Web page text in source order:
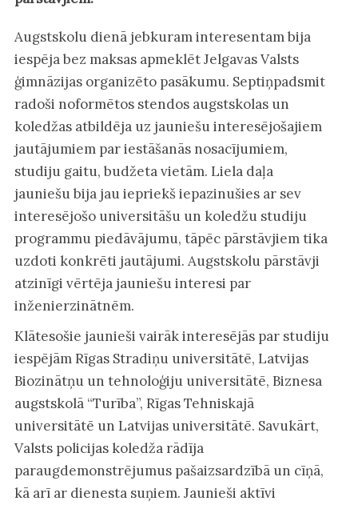
Augstskolu dienā jebkuram interesentam bija
iespēja bez maksas apmeklēt Jelgavas Valsts
ģimnāzijas organizēto pasākumu. Septiņpadsmit
radoši noformētos stendos augstskolas un
koledžas atbildēja uz jauniešu interesējošajiem
jautājumiem par iestāšanās nosacījumiem,
studiju gaitu, budžeta vietām. Liela daļa
jauniešu bija jau iepriekš iepazinušies ar sev
interesējošo universitāšu un koledžu studiju
programmu piedāvājumu, tāpēc pārstāvjiem tika
uzdoti konkrēti jautājumi. Augstskolu pārstāvji
atzinīgi vērtēja jauniešu interesi par
inženierzinātnēm.
Klātesošie jaunieši vairāk interesējās par studiju
iespējām Rīgas Stradiņu universitātē, Latvijas
Biozinātņu un tehnoloģiju universitātē, Biznesa
augstskolā “Turība”, Rīgas Tehniskajā
universitātē un Latvijas universitātē. Savukārt,
Valsts policijas koledža rādīja
paraugdemonstrējumus pašaizsardzībā un cīņā,
kā arī ar dienesta suņiem. Jaunieši aktīvi